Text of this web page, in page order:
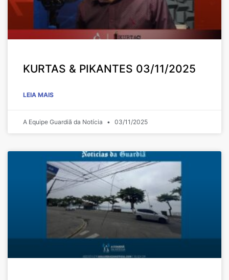
KURTAS & PIKANTES 03/11/2025
LEIA MAIS
A Equipe Guardiã da Notícia 03/11/2025